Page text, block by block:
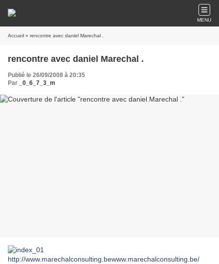
MENU
Accueil » rencontre avec daniel Marechal .
rencontre avec daniel Marechal .
Publié le 26/09/2008 à 20:35
Par
_0_6_7_3_m
http://www.marechalconsulting.bewww.marechalconsulting.be/